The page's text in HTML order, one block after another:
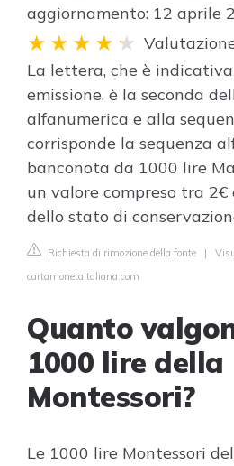
aggiornamento: 12 aprile
La lettera, che è
emissione, è la seconda
alfanumerica e alla
corrisponde la sequenza
banconota da 1000 lire
un valore compreso tra
dello stato di
Richiesta di rimozione della fonte |
cartamonetaitaliana.com
Quanto
1000 lire della
Montessori?
Le 1000 lire Montessori